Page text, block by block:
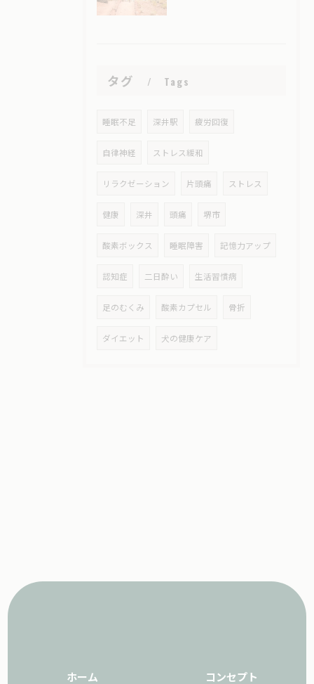
タグ Tags
睡眠不足 深井駅 疲労回復
自律神経 ストレス緩和
リラクゼーション 片頭痛 ストレス
健康 深井 頭痛 堺市
酸素ボックス 睡眠障害 記憶力アップ
認知症 二日酔い 生活習慣病
足のむくみ 酸素カプセル 骨折
ダイエット 犬の健康ケア
ホーム コンセプト